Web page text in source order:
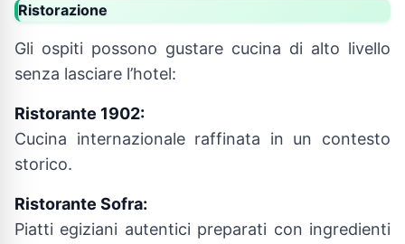
Ristorazione
Gli ospiti possono gustare cucina di alto livello
senza lasciare l’hotel:
Ristorante 1902:
Cucina internazionale raffinata in un contesto
storico.
Ristorante Sofra:
Piatti egiziani autentici preparati con ingredienti